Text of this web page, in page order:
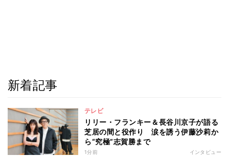
新着記事
テレビ
リリー・フランキー＆長谷川京子が語る
芝居の間と役作り 涙を誘う伊藤沙莉か
ら“究極”志賀勝まで
1分前 インタビュー